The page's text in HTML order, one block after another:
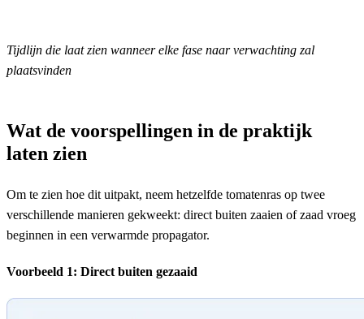
Tijdlijn die laat zien wanneer elke fase naar verwachting zal
plaatsvinden
Wat de voorspellingen in de praktijk
laten zien
Om te zien hoe dit uitpakt, neem hetzelfde tomatenras op twee
verschillende manieren gekweekt: direct buiten zaaien of zaad vroeg
beginnen in een verwarmde propagator.
Voorbeeld 1: Direct buiten gezaaid